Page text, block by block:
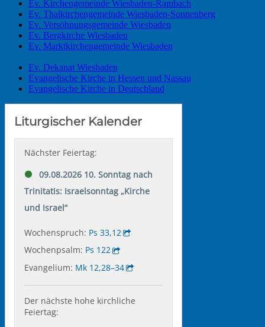
Ev. Kirchengemeinde Wiesbaden-Rambach
Ev. Thalkirchengemeinde Wiesbaden-Sonnenberg
Ev. Versöhnungsgemeinde Wiesbaden
Ev. Bergkirche Wiesbaden
Ev. Marktkirchengemeinde Wiesbaden
Ev. Dekanat Wiesbaden
Evangelische Kirche in Hessen und Nassau
Evangelische Kirche in Deutschland